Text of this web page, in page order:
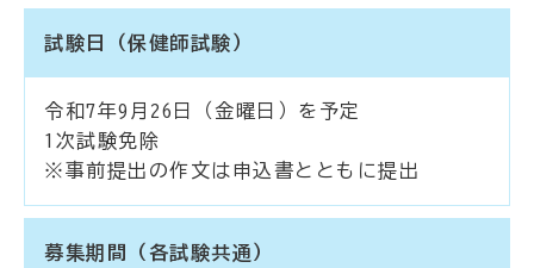
試験日（保健師試験）
令和7年9月26日（金曜日）を予定
1次試験免除
※事前提出の作文は申込書とともに提出
募集期間（各試験共通）